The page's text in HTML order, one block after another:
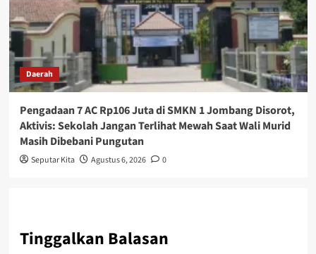
Daerah
Pengadaan 7 AC Rp106 Juta di SMKN 1 Jombang Disorot,
Aktivis: Sekolah Jangan Terlihat Mewah Saat Wali Murid
Masih Dibebani Pungutan
Seputar Kita Agustus 6, 2026 0
Tinggalkan Balasan